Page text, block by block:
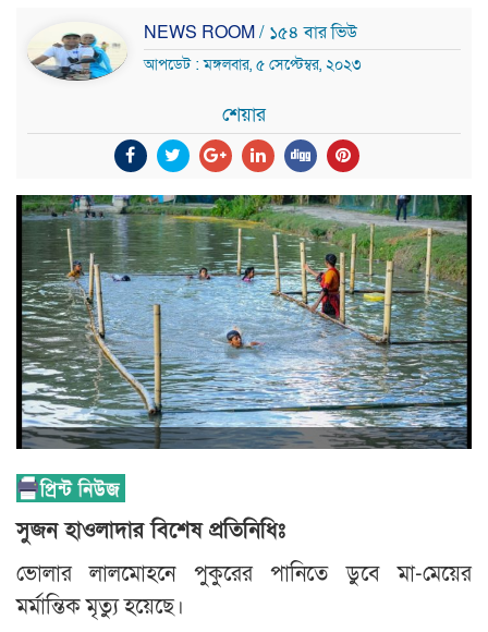
NEWS ROOM/ ১৫৪ বার ভিউ
আপডেট : মঙ্গলবার, ৫ সেপ্টেম্বর, ২০২৩
শেয়ার
সুজন হাওলাদার বিশেষ প্রতিনিধিঃ
ভোলার লালমোহনে পুকুরের পানিতে ডুবে মা-মেয়ের
মর্মান্তিক মৃত্যু হয়েছে।